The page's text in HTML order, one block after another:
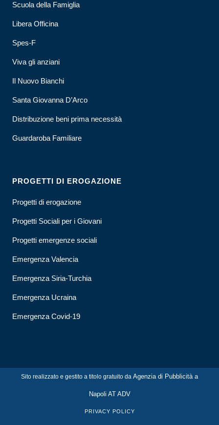
Scuola della Famiglia
Libera Officina
Spes-F
Viva gli anziani
Il Nuovo Bianchi
Santa Giovanna D’Arco
Distribuzione beni prima necessità
Guardaroba Familiare
PROGETTI DI EROGAZIONE
Progetti di erogazione
Progetti Sociali per i Giovani
Progetti emergenze sociali
Emergenza Valencia
Emergenza Siria-Turchia
Emergenza Ucraina
Emergenza Covid-19
Sito realizzato e gestito a titolo gratuito da Agenzia di Pubblicità a
Napoli AT ADV
PRIVACY POLICY